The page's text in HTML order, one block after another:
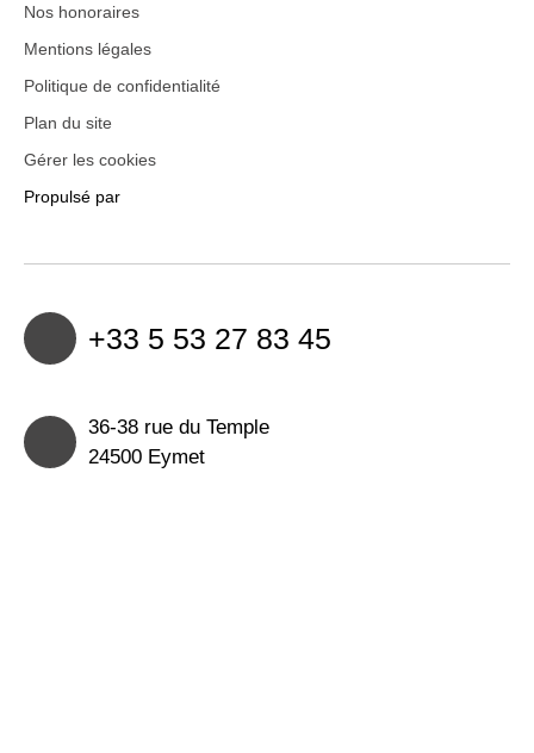
Nos honoraires
Mentions légales
Politique de confidentialité
Plan du site
Gérer les cookies
Propulsé par
+33 5 53 27 83 45
36-38 rue du Temple
24500 Eymet